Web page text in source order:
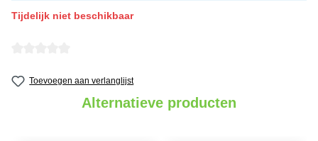
Tijdelijk niet beschikbaar
Toevoegen aan verlanglijst
Alternatieve producten